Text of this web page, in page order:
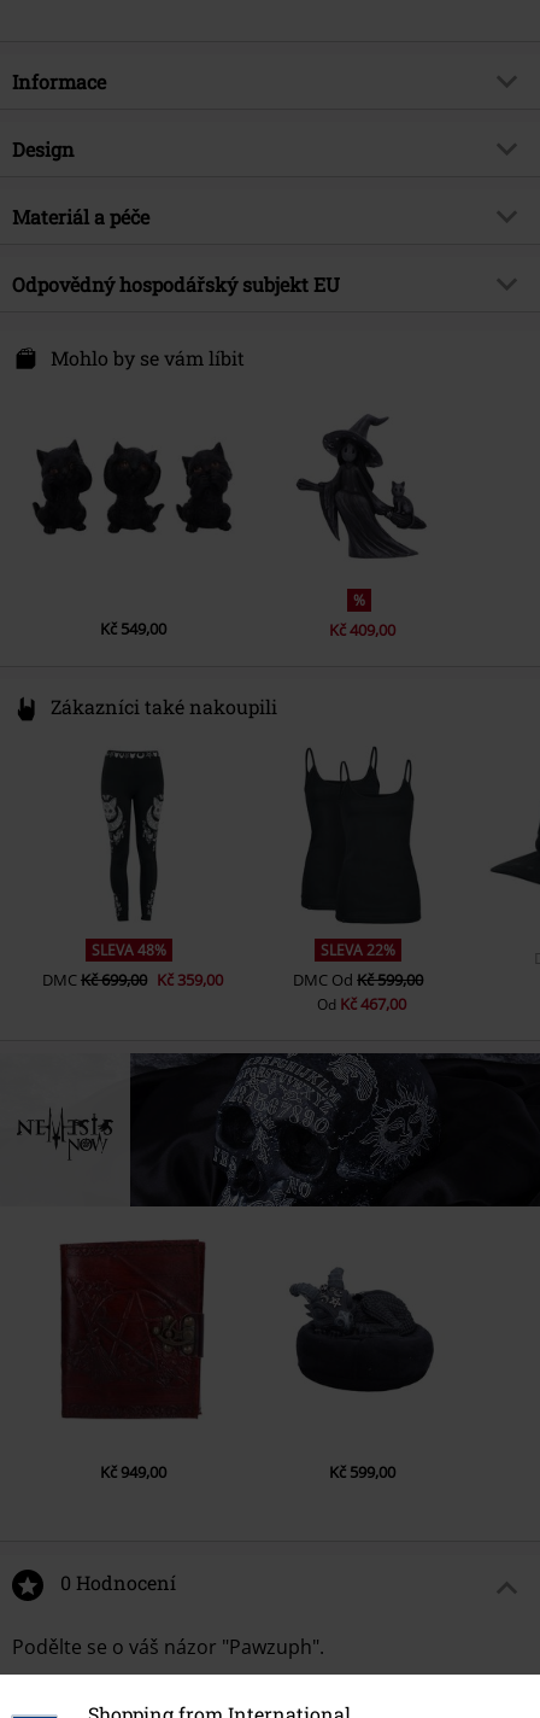
Informace
Zboží č.
Téma produktů
Datum vydání
2/18/22
Design
Typ výrobku
Materiál a péče
Vrchní materiál polyresin
Odpovědný hospodářský subjekt EU
Kingsfordweg 151
1043 GR Amsterdam
Mohlo by se vám líbit
Kč 549,00
%
Kč 409,00
Zákazníci také nakoupili
SLEVA 48%
DMCKč 699,00 Kč 359,00
SLEVA 22%
DMC OdKč 599,00
Od Kč 467,00
Kč 949,00 Kč 599,00
0 Hodnocení
Podělte se o váš názor "Pawzuph".